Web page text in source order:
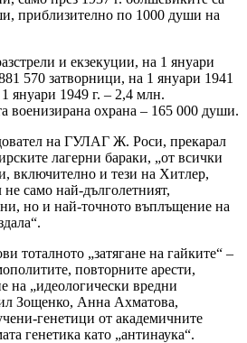
приблизително по 1000 души на
и екзекуции, на 1 януари
570 затворници, на 1 януари 1941
януари 1949 г. – 2,4 млн.
военизирана охрана – 165 000 души.
на ГУЛАГ Ж. Роси, прекарал
лагерни бараки, „от всички
включително и тези на Хитлер,
само най-дълголетният,
но и най-точното въплъщение на
тоталното „затягане на гайките“ –
повторните арести,
на „идеологически вредни
Зощенко, Анна Ахматова,
генетици от академичните
генетика като „антинаука“.